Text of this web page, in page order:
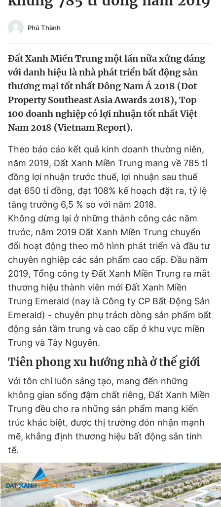
Chào ngày mới
Tin thị trường Tin 360
Video Magazine
Sản phẩm khác
Tiện ích Bạn cần biết
Thông tin tòa soạn Liên hệ quảng cáo
Đọc Thanh Niên trên điện thoại
Theo dõi báo trên
Hotline
Đặt báo Quảng cáo RSS Tòa soạn Chính sách bảo
Tổng biên tập: Nguyễn Ngọc Toàn
Phó tổng biên tập thường trực: Hải Thành
Phó tổng biên tập: Trần Việt Hưng
Tổng thư ký tòa soạn: Đức Trung
Giấy phép xuất bản số 110/GP - BTTTT cấp ngày 24.3.2020
chép dưới mọi hình thức nếu không có sự chấp thuận bằng văn
bản. Phát triển bởi ePi Technologies, JSC.
Phú Thành
Đất Xanh Miền Trung một lần nữa xứng đáng
với danh hiệu là nhà phát triển bất động sản
thương mại tốt nhất Đông Nam Á 2018 (Dot
Property Southeast Asia Awards 2018), Top
100 doanh nghiệp có lợi nhuận tốt nhất Việt
Nam 2018 (Vietnam Report).
Theo báo cáo kết quả kinh doanh thường niên,
năm 2019, Đất Xanh Miền Trung mang về 785 tỉ
đồng lợi nhuận trước thuế, lợi nhuận sau thuế
đạt 650 tỉ đồng, đạt 108% kế hoạch đặt ra, tỷ lệ
tăng trưởng 6,5 % so với năm 2018.
Không dừng lại ở những thành công các năm
trước, năm 2019 Đất Xanh Miền Trung chuyển
đổi hoạt động theo mô hình phát triển và đầu tư
chuyên nghiệp các sản phẩm cao cấp. Đầu năm
2019, Tổng công ty Đất Xanh Miền Trung ra mắt
thương hiệu thành viên mới Đất Xanh Miền
Trung Emerald (nay là Công ty CP Bất Động Sản
Emerald) - chuyên phụ trách dòng sản phẩm bất
động sản tầm trung và cao cấp ở khu vực miền
Trung và Tây Nguyên.
Tiên phong xu hướng nhà ở thế giới
Với tôn chỉ luôn sáng tạo, mang đến những
không gian sống đậm chất riêng, Đất Xanh Miền
Trung đều cho ra những sản phẩm mang kiến
trúc khác biệt, được thị trường đón nhận mạnh
mẽ, khẳng định thương hiệu bất động sản tinh
tế.